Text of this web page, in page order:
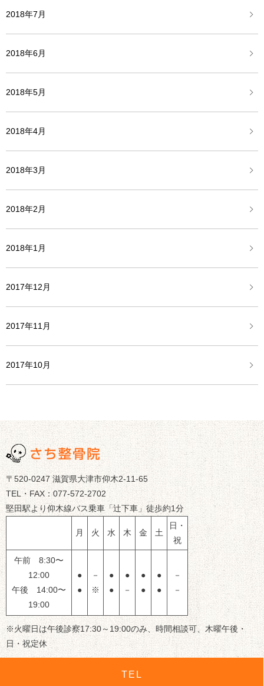
2018年7月
2018年6月
2018年5月
2018年4月
2018年3月
2018年2月
2018年1月
2017年12月
2017年11月
2017年10月
〒520-0247 滋賀県大津市仰木2-11-65
TEL・FAX：077-572-2702
堅田駅より仰木線バス乗車「辻下車」徒歩約1分
月 火 水 木 金 土
日・
祝
午前 8:30〜
12:00
午後 14:00〜
19:00
●
●
－
※
●
●
●
－
●
●
●
●
－
－
※火曜日は午後診察17:30～19:00のみ、時間相談可、木曜午後・
日・祝定休
TEL